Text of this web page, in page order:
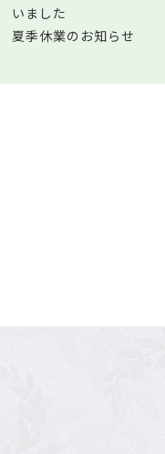
いました
夏季休業のお知らせ